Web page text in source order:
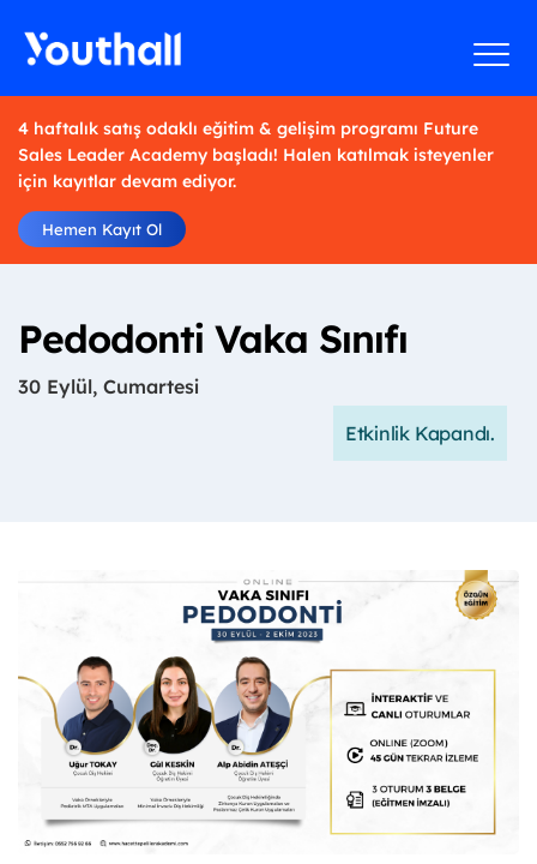
4 haftalık satış odaklı eğitim & gelişim programı Future
Sales Leader Academy başladı! Halen katılmak isteyenler
için kayıtlar devam ediyor.
Hemen Kayıt Ol
Pedodonti Vaka Sınıfı
30 Eylül, Cumartesi
Etkinlik Kapandı.